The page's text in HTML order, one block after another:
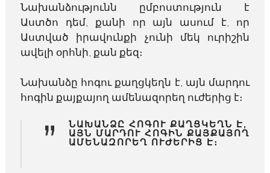
Նախանձությունն ըմբոստություն է
Աստծո դեմ, քանի որ այն ասում է, որ
Աստված իրավունքի չունի մեկ ուրիշին
ավելի օրհնի, քան քեզ։
Նախանձը հոգու քաղցկեղն է, այն մարդու
հոգին քայքայող ամենազորեղ ուժերից է։
”
ՆԱԽԱՆՁԸ ՀՈԳՈՒ ՔԱՂՑԿԵՂՆ Է,
ԱՅՆ ՄԱՐԴՈՒ ՀՈԳԻՆ ՔԱՅՔԱՅՈՂ
ԱՄԵՆԱԶՈՐԵՂ ՈՒԺԵՐԻՑ Է։